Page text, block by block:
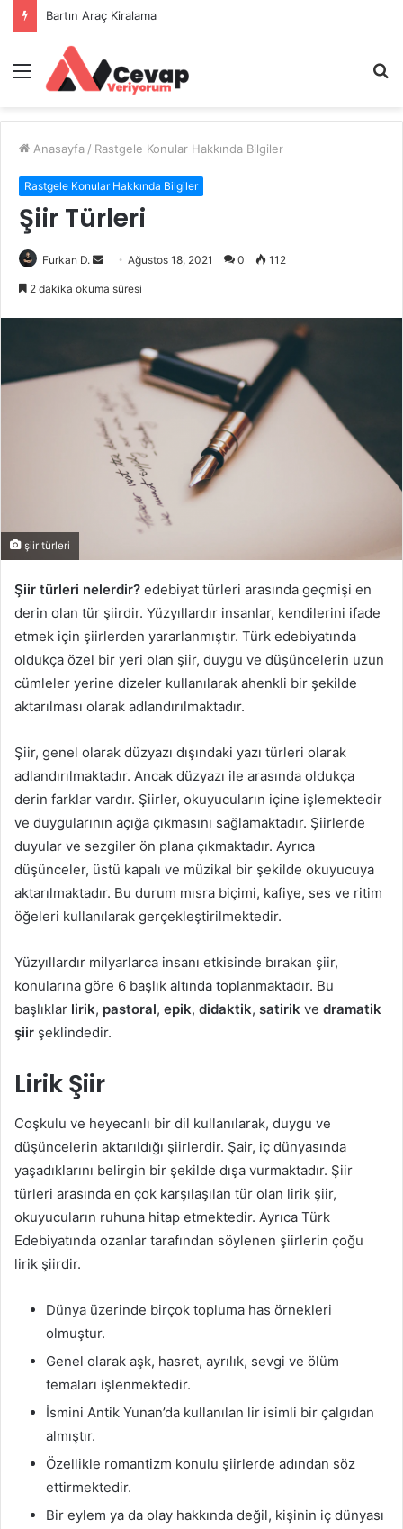
Bartın Araç Kiralama
Menü
...
Anasayfa / Rastgele Konular Hakkında Bilgiler
Rastgele Konular Hakkında Bilgiler
Şiir Türleri
Furkan D.
Bir
Ağustos 18, 2021 0 112
2 dakika okuma süresi
şiir türleri
Şiir türleri nelerdir? edebiyat türleri arasında geçmişi en
derin olan tür şiirdir. Yüzyıllardır insanlar, kendilerini ifade
etmek için şiirlerden yararlanmıştır. Türk edebiyatında
oldukça özel bir yeri olan şiir, duygu ve düşüncelerin uzun
cümleler yerine dizeler kullanılarak ahenkli bir şekilde
aktarılması olarak adlandırılmaktadır.
Şiir, genel olarak düzyazı dışındaki yazı türleri olarak
adlandırılmaktadır. Ancak düzyazı ile arasında oldukça
derin farklar vardır. Şiirler, okuyucuların içine işlemektedir
ve duygularının açığa çıkmasını sağlamaktadır. Şiirlerde
duyular ve sezgiler ön plana çıkmaktadır. Ayrıca
düşünceler, üstü kapalı ve müzikal bir şekilde okuyucuya
aktarılmaktadır. Bu durum mısra biçimi, kafiye, ses ve ritim
öğeleri kullanılarak gerçekleştirilmektedir.
Yüzyıllardır milyarlarca insanı etkisinde bırakan şiir,
konularına göre 6 başlık altında toplanmaktadır. Bu
başlıklar lirik, pastoral, epik, didaktik, satirik ve dramatik
şiir şeklindedir.
Lirik Şiir
Coşkulu ve heyecanlı bir dil kullanılarak, duygu ve
düşüncelerin aktarıldığı şiirlerdir. Şair, iç dünyasında
yaşadıklarını belirgin bir şekilde dışa vurmaktadır. Şiir
türleri arasında en çok karşılaşılan tür olan lirik şiir,
okuyucuların ruhuna hitap etmektedir. Ayrıca Türk
Edebiyatında ozanlar tarafından söylenen şiirlerin çoğu
lirik şiirdir.
Dünya üzerinde birçok topluma has örnekleri
olmuştur.
Genel olarak aşk, hasret, ayrılık, sevgi ve ölüm
temaları işlenmektedir.
İsmini Antik Yunan’da kullanılan lir isimli bir çalgıdan
almıştır.
Özellikle romantizm konulu şiirlerde adından söz
ettirmektedir.
Bir eylem ya da olay hakkında değil, kişinin iç dünyası